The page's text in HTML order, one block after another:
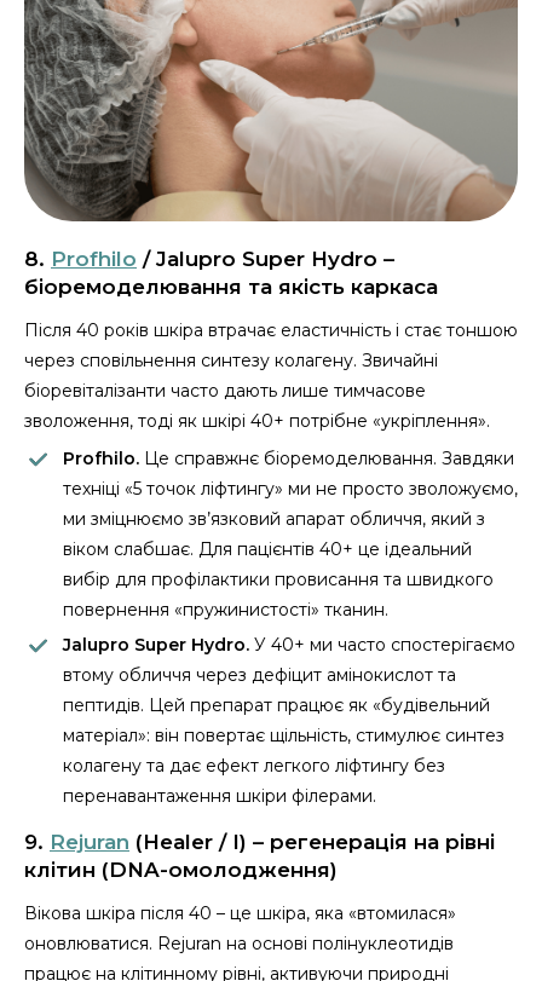
8. Profhilo / Jalupro Super Hydro –
біоремоделювання та якість каркаса
Після 40 років шкіра втрачає еластичність і стає тоншою
через сповільнення синтезу колагену. Звичайні
біоревіталізанти часто дають лише тимчасове
зволоження, тоді як шкірі 40+ потрібне «укріплення».
Profhilo. Це справжнє біоремоделювання. Завдяки
техніці «5 точок ліфтингу» ми не просто зволожуємо,
ми зміцнюємо зв’язковий апарат обличчя, який з
віком слабшає. Для пацієнтів 40+ це ідеальний
вибір для профілактики провисання та швидкого
повернення «пружинистості» тканин.
Jalupro Super Hydro. У 40+ ми часто спостерігаємо
втому обличчя через дефіцит амінокислот та
пептидів. Цей препарат працює як «будівельний
матеріал»: він повертає щільність, стимулює синтез
колагену та дає ефект легкого ліфтингу без
перенавантаження шкіри філерами.
9. Rejuran (Healer / I) – регенерація на рівні
клітин (DNA-омолодження)
Вікова шкіра після 40 – це шкіра, яка «втомилася»
оновлюватися. Rejuran на основі полінуклеотидів
працює на клітинному рівні, активуючи природні